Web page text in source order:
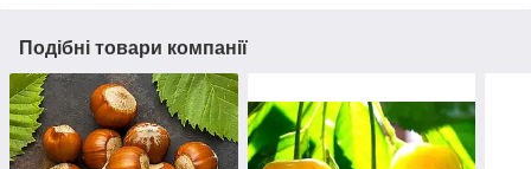
Подібні товари компанії